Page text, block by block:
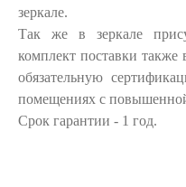
зеркале.
Так же в зеркале
комплект поставки
обязательную
помещениях с
Срок гарантии - 1 год.